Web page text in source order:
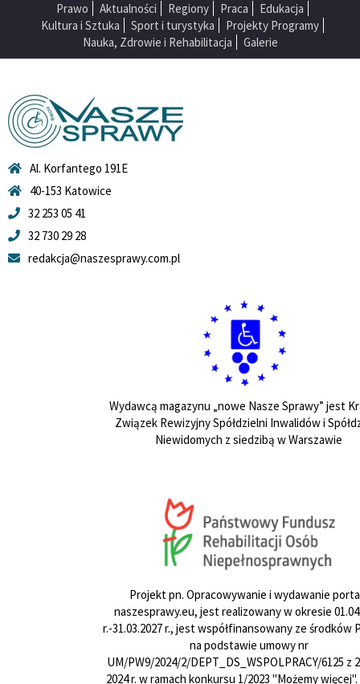
Prawo Aktualności Regiony Praca
Edukacja
Kultura i Sztuka
Sport i turystyka
Projekty Programy
Nauka, Zdrowie i Rehabilitacja
Galerie
Al. Korfantego 191E
40-153 Katowice
32 253 05 41
32 730 29 28
redakcja@naszesprawy.com.pl
Wydawcą magazynu „nowe Nasze Sprawy” jest
Związek Rewizyjny Spółdzielni Inwalidów i
Niewidomych z siedzibą w Warszawie
Projekt pn. Opracowywanie i wydawanie
naszesprawy.eu, jest realizowany w okresie
r.-31.03.2027 r., jest współfinansowany ze środków
na podstawie umowy nr
UM/PW9/2024/2/DEPT_DS_WSPOLPRACY/6125 z
2024 r. w ramach konkursu 1/2023 "Możemy więcej".